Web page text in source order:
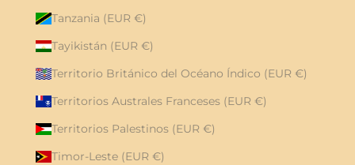
Tanzania (EUR €)
Tayikistán (EUR €)
Territorio Británico del Océano Índico (EUR €)
Territorios Australes Franceses (EUR €)
Territorios Palestinos (EUR €)
Timor-Leste (EUR €)